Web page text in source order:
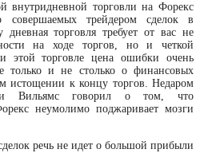
внутридневной торговли на Форекс
совершаемых трейдером сделок в
торговля требует от вас не
на ходе торгов, но и четкой
этой торговле цена ошибки очень
только и не столько о финансовых
истощении к концу торгов. Недаром
Вильямс говорил о том, что
неумолимо поджаривает мозги
речь не идет о большой прибыли